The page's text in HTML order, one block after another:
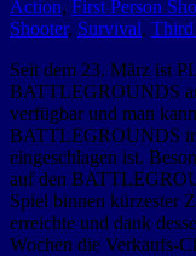
Action, First Person
Shooter, Survival, Third
Seit dem 23. März ist
BATTLEGROUNDS
verfügbar und man
BATTLEGROUNDS in
eingeschlagen ist.
auf den
Spiel binnen kürzester
erreichte und dank
Wochen die Verkaufs-